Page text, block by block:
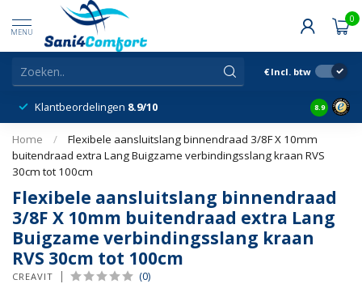
MENU
0
€ Incl. btw
Klantbeordelingen 8.9/10 8.9
Home /
Flexibele aansluitslang binnendraad 3/8F X 10mm
buitendraad extra Lang Buigzame verbindingsslang kraan RVS
30cm tot 100cm
Flexibele aansluitslang binnendraad
3/8F X 10mm buitendraad extra Lang
Buigzame verbindingsslang kraan
RVS 30cm tot 100cm
CREAVIT (0)